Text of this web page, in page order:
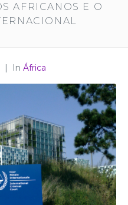
AFRICANOS E O
In África